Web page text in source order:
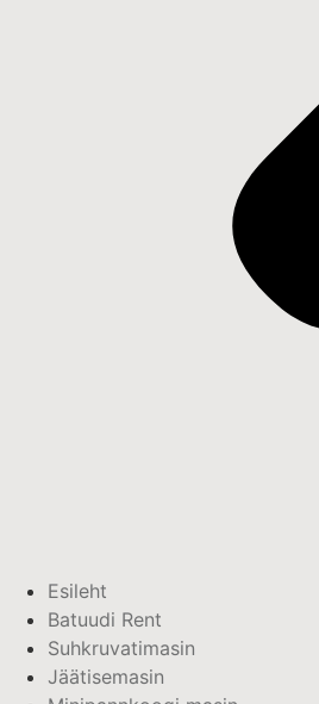
Esileht
Batuudi Rent
Suhkruvatimasin
Jäätisemasin